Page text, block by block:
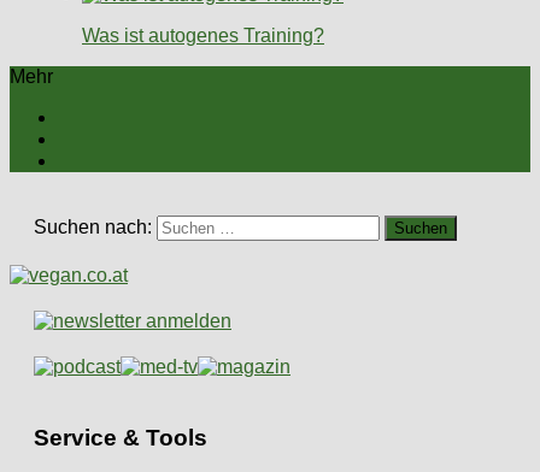
Was ist autogenes Training?
Mehr
Suchen nach:
Service & Tools